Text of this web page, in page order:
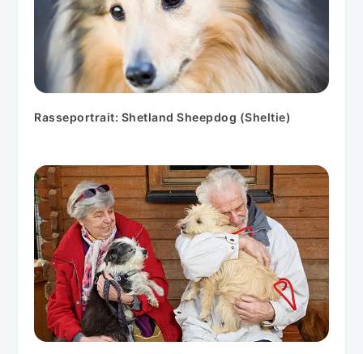
Rasseportrait: Shetland Sheepdog (Sheltie)